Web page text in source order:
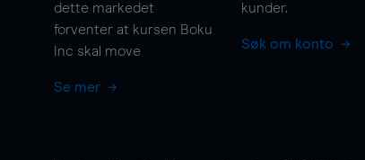
dette markedet
forventer at kursen Boku
Inc skal move
Se mer
kunder.
Søk om konto